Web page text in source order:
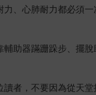
、心肺耐力都必須
助器蹣跚跺步、擺
者，不要因為從天